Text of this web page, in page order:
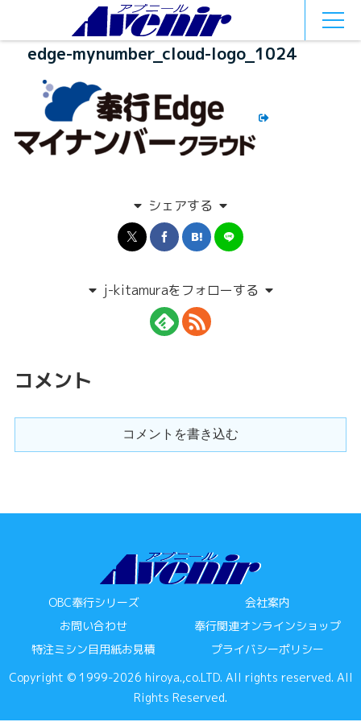
edge-mynumber_cloud-logo_1024
シェアする
j-kitamuraをフォローする
コメント
コメントを書き込む
OBC奉行シリーズ
会社案内
お問い合わせ
奉行関連オンラインショップ
特注ミシン目用紙お見積
プライバシーポリシー
Copyright © 1999-2026 hiroya.,co.LTD. All rights reserved. All
Rights Reserved.
MEN